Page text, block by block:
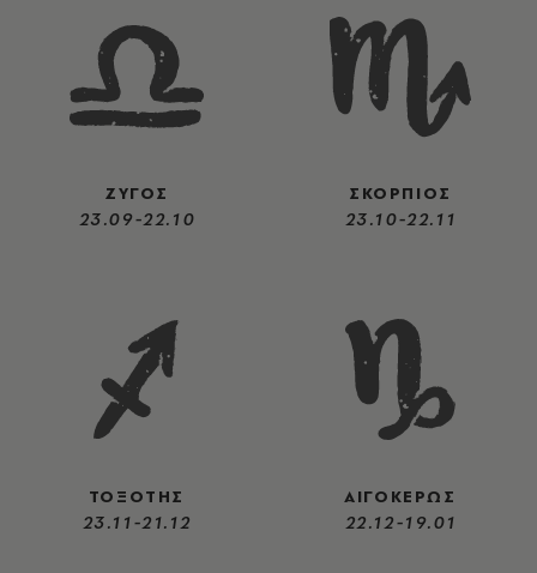
ΖΥΓΟΣ
23.09-22.10
ΣΚΟΡΠΙΟΣ
23.10-22.11
ΤΟΞΟΤΗΣ
23.11-21.12
ΑΙΓΟΚΕΡΩΣ
22.12-19.01